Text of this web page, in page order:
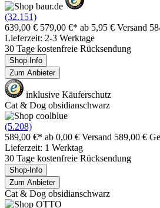
(32.151)
639,00 € 579,00 €* ab 5,95 € Versand
Lieferzeit: 2-3 Werktage
30 Tage kostenfreie Rücksendung
Shop-Info
Zum Anbieter
inklusive Käuferschutz
Cat & Dog obsidianschwarz
(5.208)
589,00 €* ab 0,00 € Versand 589,00 €
Lieferzeit: 1 Werktag
30 Tage kostenfreie Rücksendung
Shop-Info
Zum Anbieter
Cat & Dog obsidianschwarz